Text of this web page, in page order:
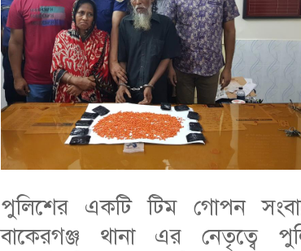
পুলিশের একটি টিম গোপন
বাকেরগঞ্জ থানা এর নেতৃত্বে